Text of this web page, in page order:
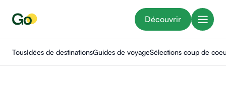
Découvrir
TousIdées de destinationsGuides de voyageSélections coup de